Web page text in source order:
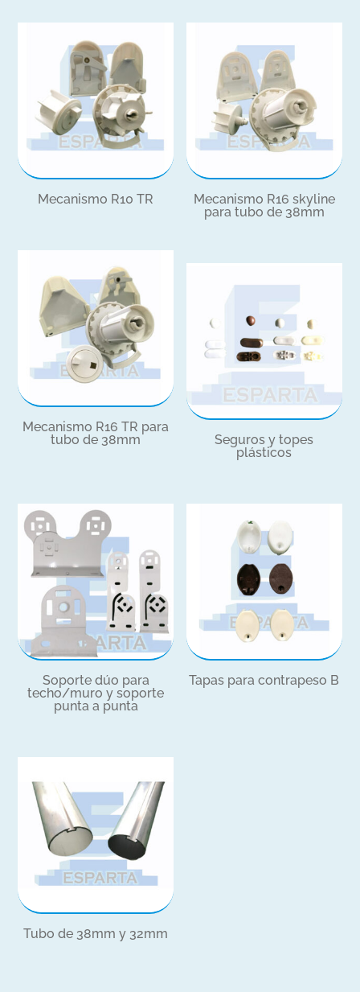
Mecanismo R10 TR
Mecanismo R16 skyline
para tubo de 38mm
Mecanismo R16 TR para
tubo de 38mm
Seguros y topes
plásticos
Soporte dúo para
techo/muro y soporte
punta a punta
Tapas para contrapeso B
Tubo de 38mm y 32mm